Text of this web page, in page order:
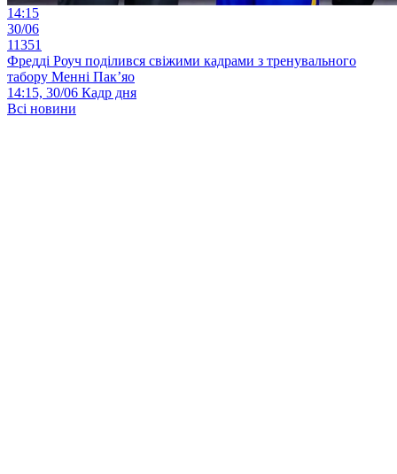
14:15
30/06
11351
Фредді Роуч поділився свіжими кадрами з тренувального
табору Менні Пак’яо
14:15, 30/06 Кадр дня
Всі новини